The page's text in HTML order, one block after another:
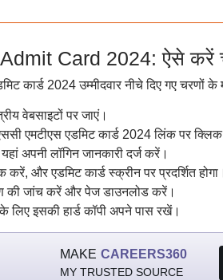
Card 2024: ऐसे
कार्ड 2024 उम्मीदवार नीचे दिए गए
वेबसाइटों पर जाएं।
एमटीएस एडमिट कार्ड 2024 लिंक पर
अपनी लॉगिन जानकारी दर्ज करें।
करें, और एडमिट कार्ड स्क्रीन पर प्रदर्शित होगा।
की जांच करें और पेज डाउनलोड करें।
इसकी हार्ड कॉपी अपने पास रखें।
MAKE CAREERS360
MY TRUSTED SOURCE